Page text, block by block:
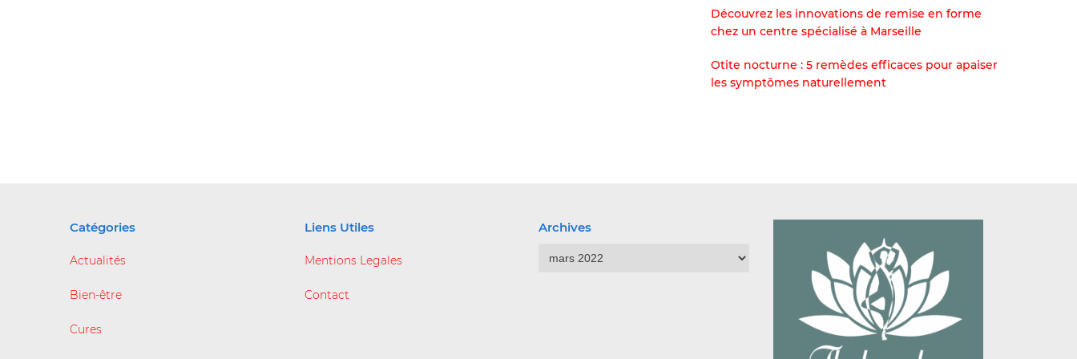
Découvrez les innovations de remise en forme
chez un centre spécialisé à Marseille
Otite nocturne : 5 remèdes efficaces pour apaiser
les symptômes naturellement
Catégories
Actualités
Bien-être
Cures
Liens Utiles
Mentions Legales
Contact
Archives
Archives